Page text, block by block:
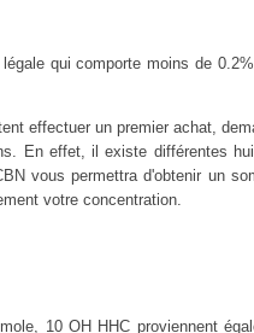
qui comporte moins de
effectuer un premier achat,
En effet, il existe différentes
vous permettra d'obtenir un
votre concentration.
10 OH HHC proviennent